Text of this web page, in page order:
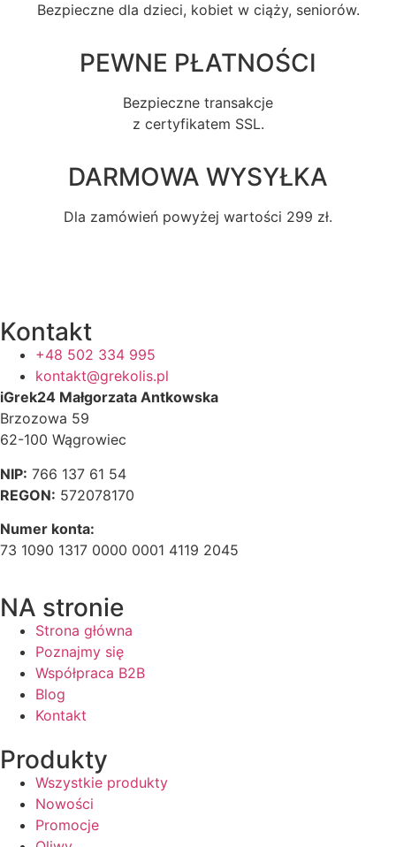
Bezpieczne dla dzieci, kobiet w ciąży, seniorów.
PEWNE PŁATNOŚCI
Bezpieczne transakcje
z certyfikatem SSL.
DARMOWA WYSYŁKA
Dla zamówień powyżej wartości 299 zł.
Kontakt
+48 502 334 995
kontakt@grekolis.pl
iGrek24 Małgorzata Antkowska
Brzozowa 59
62-100 Wągrowiec
NIP: 766 137 61 54
REGON: 572078170
Numer konta:
73 1090 1317 0000 0001 4119 2045
NA stronie
Strona główna
Poznajmy się
Współpraca B2B
Blog
Kontakt
Produkty
Wszystkie produkty
Nowości
Promocje